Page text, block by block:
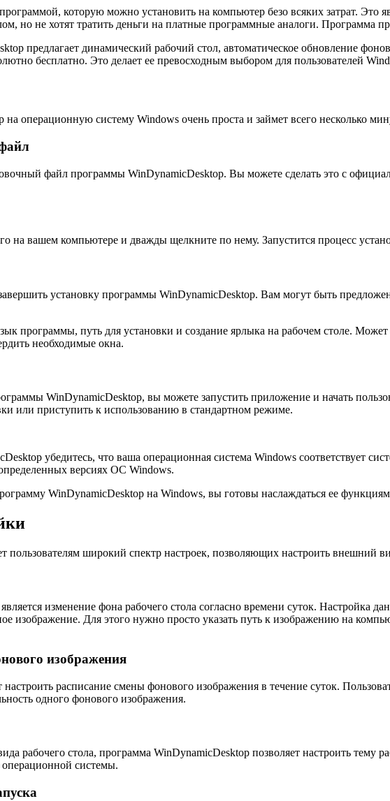
которую можно установить на компьютер безо всяких затрат. Это
но не хотят тратить деньги на платные программные аналоги. Программа
предлагает динамический рабочий стол, автоматическое обновление
бесплатно. Это делает ее превосходным выбором для пользователей
операционную систему Windows очень проста и займет всего несколько
файл программы WinDynamicDesktop. Вы можете сделать это с
на вашем компьютере и дважды щелкните по нему. Запустится процесс
установку программы WinDynamicDesktop. Вам могут быть
программы, путь для установки и создание ярлыка на рабочем столе. Может
необходимые окна.
WinDynamicDesktop, вы можете запустить приложение и начать
или приступить к использованию в стандартном режиме.
убедитесь, что ваша операционная система Windows соответствует
версиях ОС Windows.
WinDynamicDesktop на Windows, вы готовы наслаждаться ее
пользователям широкий спектр настроек, позволяющих настроить внешний
изменение фона рабочего стола согласно времени суток. Настройка
изображение. Для этого нужно просто указать путь к изображению на
изображения
расписание смены фонового изображения в течение суток.
одного фонового изображения.
рабочего стола, программа WinDynamicDesktop позволяет настроить тему
системы.